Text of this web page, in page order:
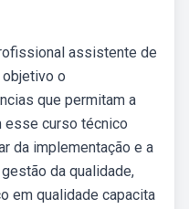
assistente de
o
que permitam a
esse curso técnico
da implementação e a
da qualidade,
em qualidade capacita